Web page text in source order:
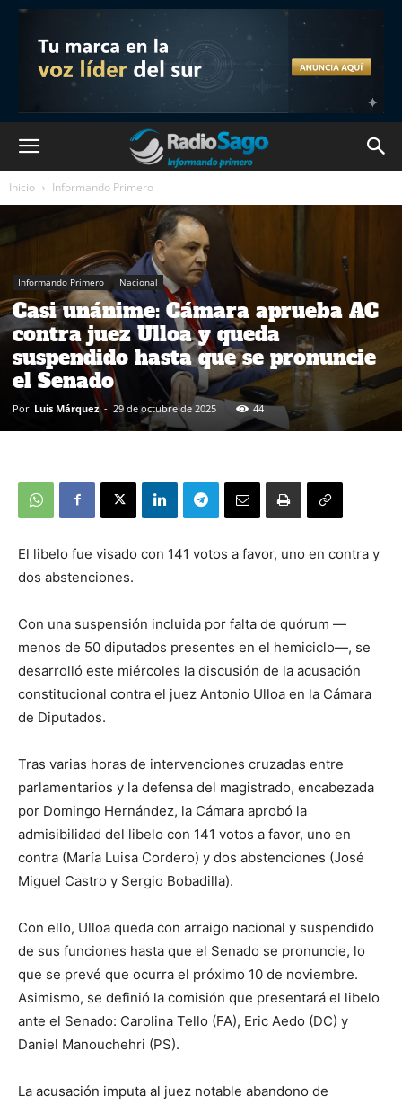
Inicio Informando Primero
Informando Primero Nacional
Casi unánime: Cámara aprueba AC
contra juez Ulloa y queda
suspendido hasta que se pronuncie
el Senado
Por Luis Márquez - 29 de octubre de 2025 44
El libelo fue visado con 141 votos a favor, uno en contra y
dos abstenciones.
Con una suspensión incluida por falta de quórum —
menos de 50 diputados presentes en el hemiciclo—, se
desarrolló este miércoles la discusión de la acusación
constitucional contra el juez Antonio Ulloa en la Cámara
de Diputados.
Tras varias horas de intervenciones cruzadas entre
parlamentarios y la defensa del magistrado, encabezada
por Domingo Hernández, la Cámara aprobó la
admisibilidad del libelo con 141 votos a favor, uno en
contra (María Luisa Cordero) y dos abstenciones (José
Miguel Castro y Sergio Bobadilla).
Con ello, Ulloa queda con arraigo nacional y suspendido
de sus funciones hasta que el Senado se pronuncie, lo
que se prevé que ocurra el próximo 10 de noviembre.
Asimismo, se definió la comisión que presentará el libelo
ante el Senado: Carolina Tello (FA), Eric Aedo (DC) y
Daniel Manouchehri (PS).
La acusación imputa al juez notable abandono de